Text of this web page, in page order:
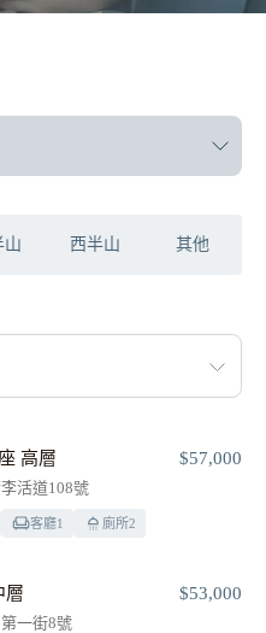
山 西半山 其他
高層 $57,000
李活道108號
客廳1 廁所2
層 $53,000
一街8號